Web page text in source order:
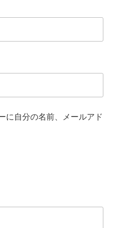
に自分の名前、メールアド